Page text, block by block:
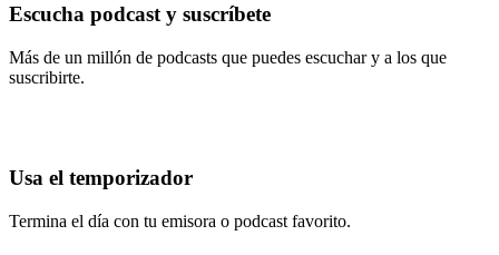
Escucha podcast y suscríbete
Más de un millón de podcasts que puedes escuchar y a los que
suscribirte.
Usa el temporizador
Termina el día con tu emisora o podcast favorito.